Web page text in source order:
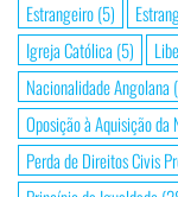
Estrangeiro(5)
Igreja Católica (5)
Nacionalidade Angolana
Oposição à Aquisição
Perda de Direitos Civis